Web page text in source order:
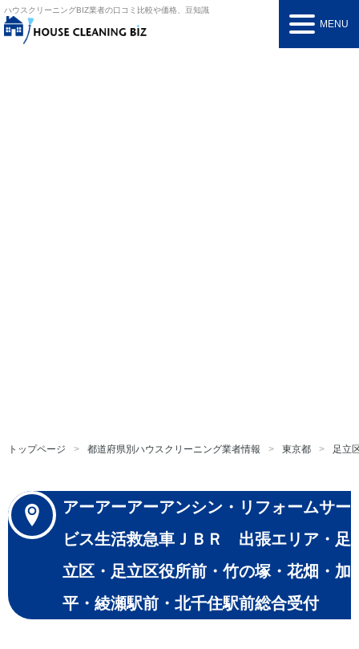
ハウスクリーニングBIZ業者の口コミ比較や価格、豆知識
MENU
トップページ 都道府県別ハウスクリーニング業者情報 東京都 足立
アーアーアーアンシン・リフォームサー
ビス生活救急車ＪＢＲ 出張エリア・足
立区・足立区役所前・竹の塚・花畑・加
平・綾瀬駅前・北千住駅前総合受付